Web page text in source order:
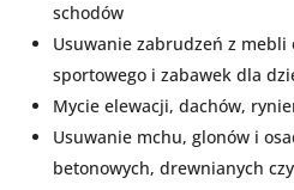
schodów
Usuwanie zabrudzeń z mebli
sportowego i zabawek dla
Mycie elewacji, dachów,
Usuwanie mchu, glonów i
betonowych, drewnianych